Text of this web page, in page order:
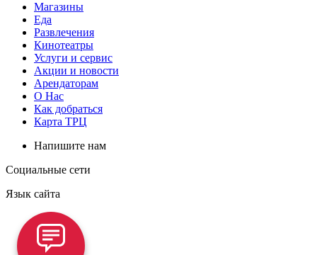
Магазины
Еда
Развлечения
Кинотеатры
Услуги и сервис
Акции и новости
Арендаторам
О Нас
Как добраться
Карта ТРЦ
Напишите нам
Социальные сети
Язык сайта